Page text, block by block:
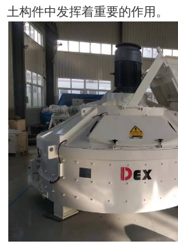
土构件中发挥着重要的作用。